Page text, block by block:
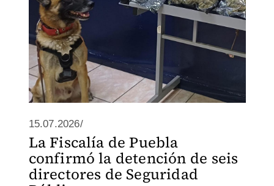
15.07.2026/
La Fiscalía de Puebla
confirmó la detención de seis
directores de Seguridad